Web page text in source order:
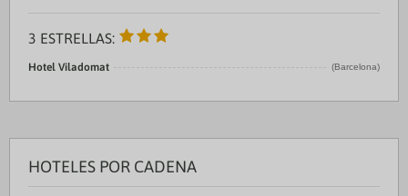
3 ESTRELLAS:
Hotel Viladomat (Barcelona)
HOTELES POR CADENA